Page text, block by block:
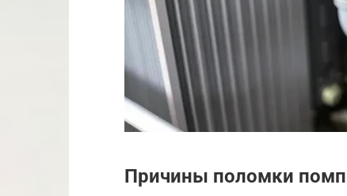
Причины поломки